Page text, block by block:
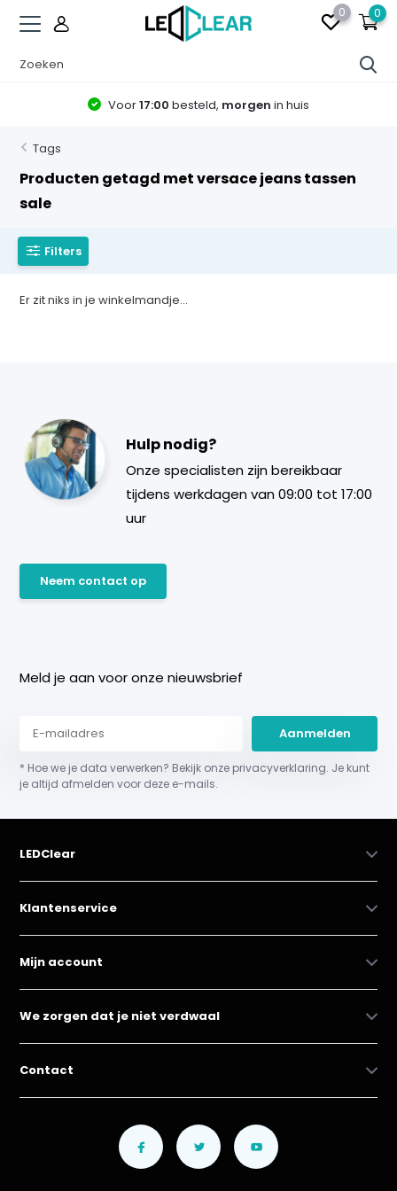
0 0
Voor17:00 besteld, morgen in huis
Tags
Producten getagd met versace jeans tassen
sale
Filters
Er zit niks in je winkelmandje...
Hulp nodig?
Onze specialisten zijn bereikbaar
tijdens werkdagen van 09:00 tot 17:00
uur
Neem contact op
Meld je aan voor onze nieuwsbrief
Aanmelden
* Hoe we je data verwerken? Bekijk onze privacyverklaring. Je kunt
je altijd afmelden voor deze e-mails.
LEDClear
Klantenservice
Mijn account
We zorgen dat je niet verdwaal
Contact